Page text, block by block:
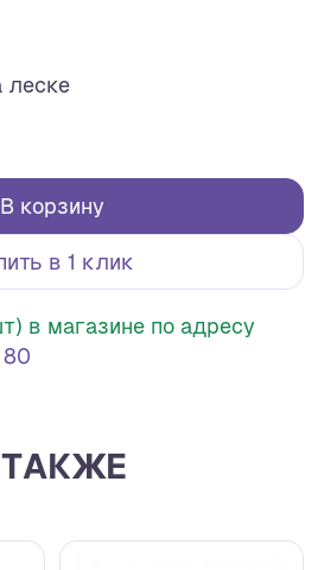
леске
В корзину
в 1 клик
в магазине по адресу
80